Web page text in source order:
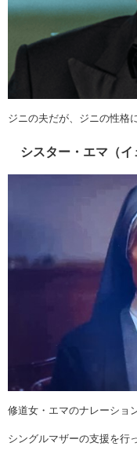
ジニの夫だが、ジニの性格
シスター・エマ（イ
修道女・エマのナレーショ
シングルマザーの支援を行